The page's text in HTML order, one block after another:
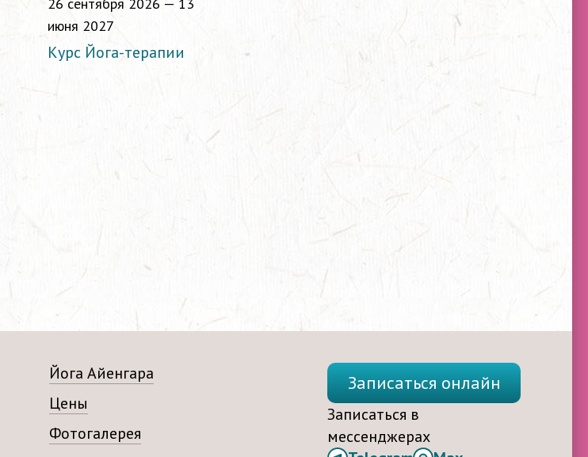
26 сентября 2026 — 13
июня 2027
Курс Йога-терапии
Йога Айенгара
Цены
Фотогалерея
Записаться онлайн
Записаться в
мессенджерах